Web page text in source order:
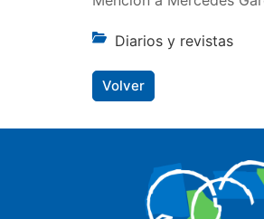
Diarios y revistas
Volver